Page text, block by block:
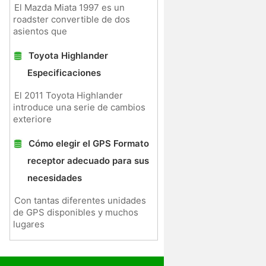
El Mazda Miata 1997 es un
roadster convertible de dos
asientos que
Toyota Highlander
Especificaciones
El 2011 Toyota Highlander
introduce una serie de cambios
exteriore
Cómo elegir el GPS Formato
receptor adecuado para sus
necesidades
Con tantas diferentes unidades
de GPS disponibles y muchos
lugares